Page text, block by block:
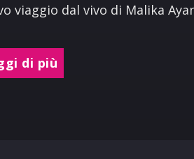
viaggio dal vivo di Malika
di più